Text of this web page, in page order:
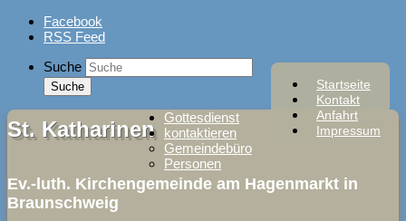
Skip
Facebook
RSS Feed
Startseite
Kontakt
Anfahrt
Impressum
Suche
St. Katharinen
Ev.-luth. Kirchengemeinde am Hagenmarkt in
Braunschweig
Gottesdienst
kontaktieren
Gemeindebüro
Personen